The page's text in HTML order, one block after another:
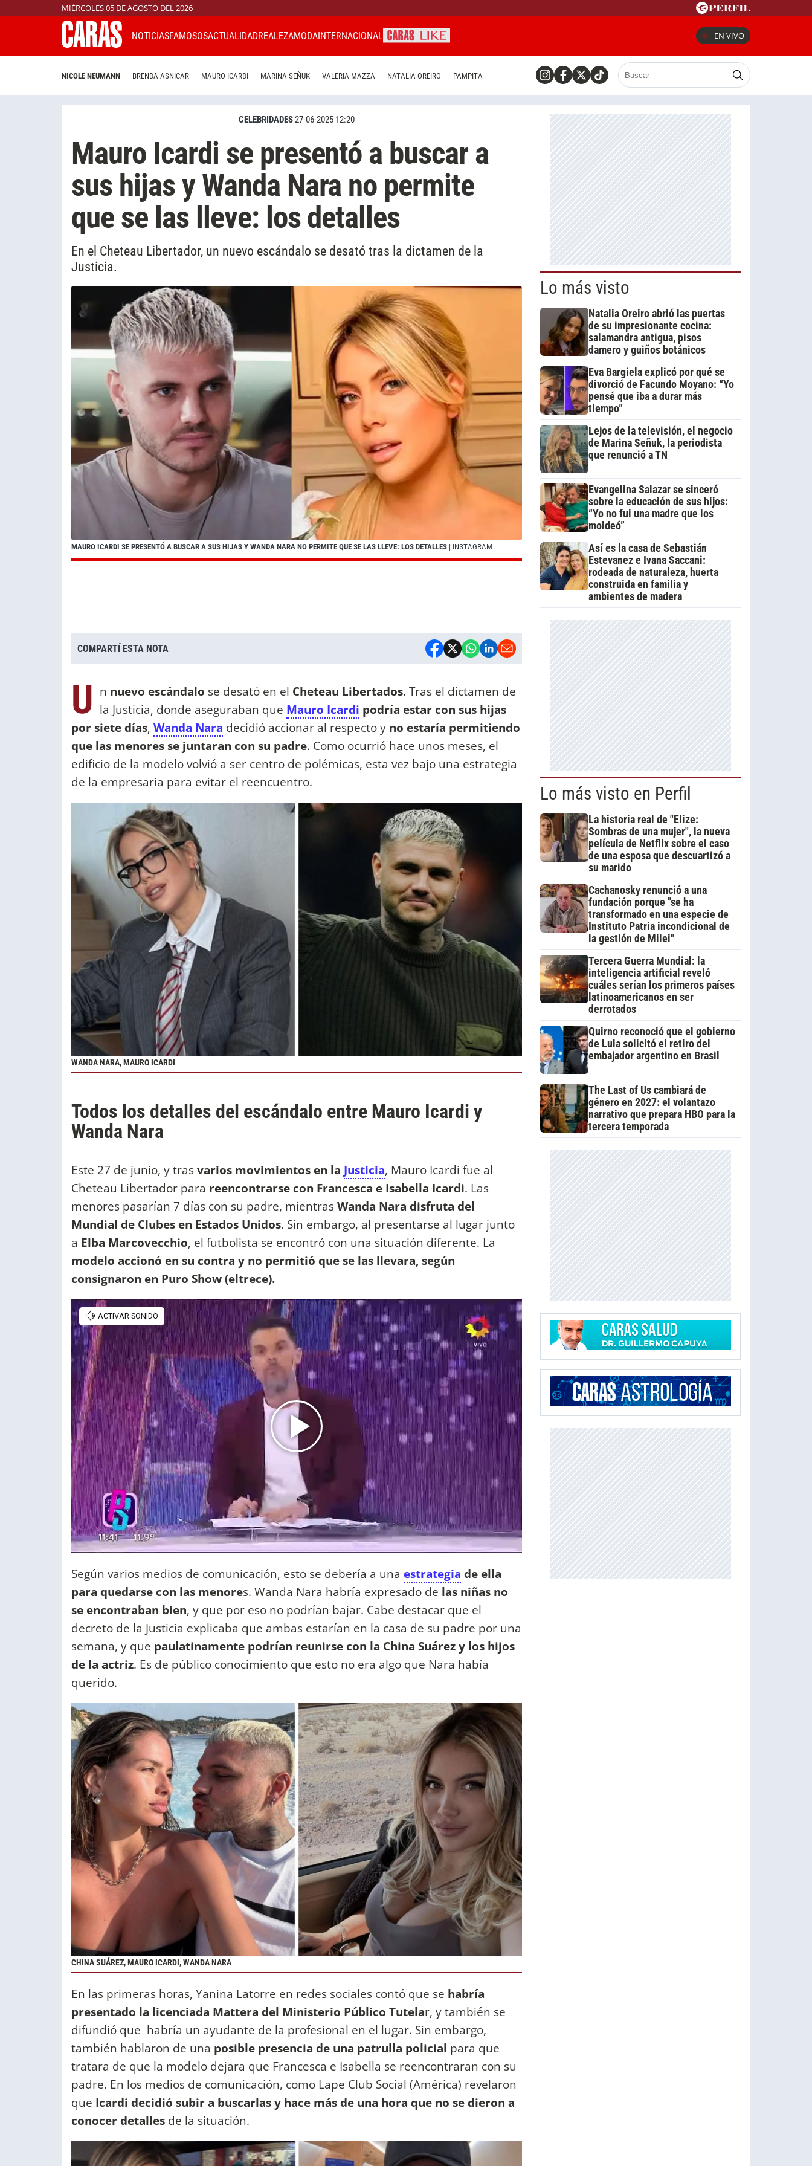
MIÉRCOLES 05 DE AGOSTO DEL 2026
NOTICIASFAMOSOSACTUALIDADREALEZAMODAINTERNACIONAL EN VIVO
NICOLE NEUMANN BRENDA ASNICAR MAURO ICARDI MARINA SEÑUK VALERIA MAZZA NATALIA OREIRO PAMPITA
CELEBRIDADES27-06-2025 12:20
Mauro Icardi se presentó a buscar a
sus hijas y Wanda Nara no permite
que se las lleve: los detalles
En el Cheteau Libertador, un nuevo escándalo se desató tras la dictamen de la
Justicia.
MAURO ICARDI SE PRESENTÓ A BUSCAR A SUS HIJAS Y WANDA NARA NO PERMITE QUE SE LAS LLEVE: LOS DETALLES | INSTAGRAM
COMPARTÍ ESTA NOTA
U n nuevo escándalo se desató en el Cheteau Libertados. Tras el dictamen de
la Justicia, donde aseguraban que Mauro Icardi podría estar con sus hijas
por siete días, Wanda Nara decidió accionar al respecto y no estaría permitiendo
que las menores se juntaran con su padre. Como ocurrió hace unos meses, el
edificio de la modelo volvió a ser centro de polémicas, esta vez bajo una estrategia
de la empresaria para evitar el reencuentro.
WANDA NARA, MAURO ICARDI
Todos los detalles del escándalo entre Mauro Icardi y
Wanda Nara
Este 27 de junio, y trasvarios movimientos en la Justicia, Mauro Icardi fue al
Cheteau Libertador para reencontrarse con Francesca e Isabella Icardi. Las
menores pasarían 7 días con su padre, mientrasWanda Nara disfruta del
Mundial de Clubes en Estados Unidos. Sin embargo, al presentarse al lugar junto
a Elba Marcovecchio, el futbolista se encontró con una situación diferente. La
modelo accionó en su contra y no permitió que se las llevara, según
consignaron en Puro Show (eltrece).
Según varios medios de comunicación, esto se debería a una estrategia de ella
para quedarse con las menores. Wanda Nara habría expresado de las niñas no
se encontraban bien, y que por eso no podrían bajar. Cabe destacar que el
decreto de la Justicia explicaba que ambas estarían en la casa de su padre por una
semana, y que paulatinamente podrían reunirse con la China Suárez y los hijos
de la actriz. Es de público conocimiento que esto no era algo que Nara había
querido.
CHINA SUÁREZ, MAURO ICARDI, WANDA NARA
En las primeras horas, Yanina Latorre en redes sociales contó que se habría
presentado la licenciada Mattera del Ministerio Público Tutelar, y también se
difundió que habría un ayudante de la profesional en el lugar. Sin embargo,
también hablaron de una posible presencia de una patrulla policial para que
tratara de que la modelo dejara que Francesca e Isabella se reencontraran con su
padre. En los medios de comunicación, como Lape Club Social (América) revelaron
que Icardi decidió subir a buscarlas y hace más de una hora que no se dieron a
conocer detalles de la situación.
Lo más visto
Natalia Oreiro abrió las puertas
de su impresionante cocina:
salamandra antigua, pisos
damero y guiños botánicos
Eva Bargiela explicó por qué se
divorció de Facundo Moyano: “Yo
pensé que iba a durar más
tiempo”
Lejos de la televisión, el negocio
de Marina Señuk, la periodista
que renunció a TN
Evangelina Salazar se sinceró
sobre la educación de sus hijos:
“Yo no fui una madre que los
moldeó”
Así es la casa de Sebastián
Estevanez e Ivana Saccani:
rodeada de naturaleza, huerta
construida en familia y
ambientes de madera
Lo más visto en Perfil
La historia real de "Elize:
Sombras de una mujer", la nueva
película de Netflix sobre el caso
de una esposa que descuartizó a
su marido
Cachanosky renunció a una
fundación porque "se ha
transformado en una especie de
Instituto Patria incondicional de
la gestión de Milei"
Tercera Guerra Mundial: la
inteligencia artificial reveló
cuáles serían los primeros países
latinoamericanos en ser
derrotados
Quirno reconoció que el gobierno
de Lula solicitó el retiro del
embajador argentino en Brasil
The Last of Us cambiará de
género en 2027: el volantazo
narrativo que prepara HBO para la
tercera temporada